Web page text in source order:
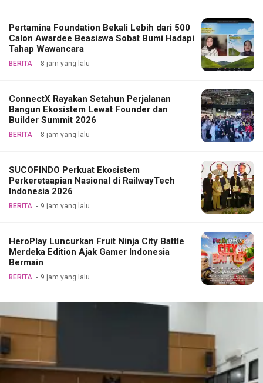
Pertamina Foundation Bekali Lebih dari 500
Calon Awardee Beasiswa Sobat Bumi Hadapi
Tahap Wawancara
BERITA 8 jam yang lalu
ConnectX Rayakan Setahun Perjalanan
Bangun Ekosistem Lewat Founder dan
Builder Summit 2026
BERITA 8 jam yang lalu
SUCOFINDO Perkuat Ekosistem
Perkeretaapian Nasional di RailwayTech
Indonesia 2026
BERITA 9 jam yang lalu
HeroPlay Luncurkan Fruit Ninja City Battle
Merdeka Edition Ajak Gamer Indonesia
Bermain
BERITA 9 jam yang lalu